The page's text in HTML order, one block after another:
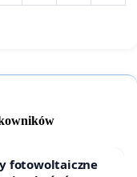
fotowoltaiczne